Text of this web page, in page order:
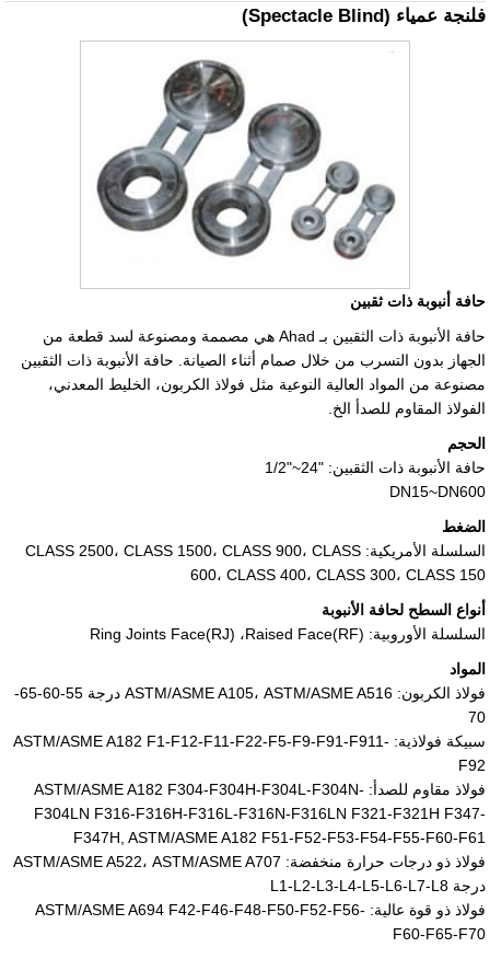
فلنجة عمياء (Spectacle Blind)
حافة أنبوبة ذات ثقبين
حافة الأنبوبة ذات الثقبين بـ Ahad هي مصممة ومصنوعة لسد قطعة من
الجهاز بدون التسرب من خلال صمام أثناء الصيانة. حافة الأنبوبة ذات الثقبين
مصنوعة من المواد العالية النوعية مثل فولاذ الكربون، الخليط المعدني،
الفولاذ المقاوم للصدأ الخ.
الحجم
حافة الأنبوبة ذات الثقبين:1/2"~24"
DN15~DN600
الضغط
السلسلة الأمريكية: CLASS 2500، CLASS 1500، CLASS 900، CLASS
600، CLASS 400، CLASS 300، CLASS 150
أنواع السطح لحافة الأنبوبة
السلسلة الأوروبية: Raised Face(RF)، Ring Joints Face(RJ)
المواد
فولاذ الكربون: ASTM/ASME A105، ASTM/ASME A516 درجة 55-60-65-
70
سبيكة فولاذية: ASTM/ASME A182 F1-F12-F11-F22-F5-F9-F91-F911-
F92
فولاذ مقاوم للصدأ: ASTM/ASME A182 F304-F304H-F304L-F304N-
F304LN F316-F316H-F316L-F316N-F316LN F321-F321H F347-
F347H, ASTM/ASME A182 F51-F52-F53-F54-F55-F60-F61
فولاذ ذو درجات حرارة منخفضة: ASTM/ASME A522، ASTM/ASME A707
درجة L1-L2-L3-L4-L5-L6-L7-L8
فولاذ ذو قوة عالية: ASTM/ASME A694 F42-F46-F48-F50-F52-F56-
F60-F65-F70